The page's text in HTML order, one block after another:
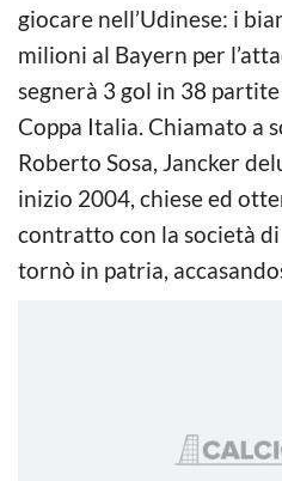
giocare nell’Udinese: i
milioni al Bayern per
segnerà 3 gol in 38
Coppa Italia. Chiamato a
Roberto Sosa, Jancker
inizio 2004, chiese ed
contratto con la società
tornò in patria,